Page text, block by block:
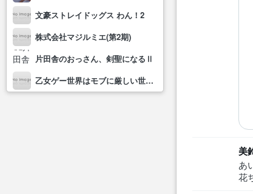
文豪ストレイドッグス わん！2
株式会社マジルミエ(第2期)
片田舎のおっさん、剣聖になるⅡ
乙女ゲー世界はモブに厳しい世界です2
美
あ
花